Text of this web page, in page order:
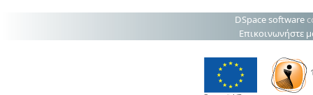
DSpace software
Επικοινωνήστε